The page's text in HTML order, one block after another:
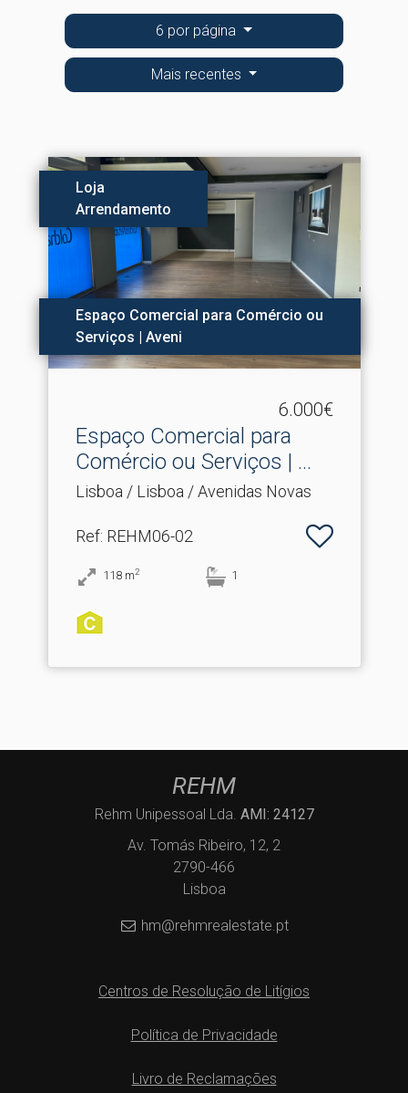
6 por página
Mais recentes
Loja
Arrendamento
Espaço Comercial para Comércio ou
Serviços | Aveni
6.000€
Espaço Comercial para
Comércio ou Serviços | .​..
Lisboa / Lisboa / Avenidas Novas
Ref: REHM06-02
118 m2 1
REHM
Rehm Unipessoal Lda. AMI: 24127
Av. Tomás Ribeiro, 12, 2
2790-466
Lisboa
hm@rehmrealestate.pt
Centros de Resolução de Litígios
Política de Privacidade
Livro de Reclamações